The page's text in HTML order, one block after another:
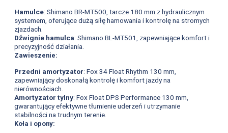
Hamulce: Shimano BR-MT500, tarcze 180 mm z hydraulicznym
systemem, oferujące dużą siłę hamowania i kontrolę na stromych
zjazdach.
Dźwignie hamulca: Shimano BL-MT501, zapewniające komfort i
precyzyjność działania.
Zawieszenie:
Przedni amortyzator: Fox 34 Float Rhythm 130 mm,
zapewniający doskonałą kontrolę i komfort jazdy na
nierównościach.
Amortyzator tylny: Fox Float DPS Performance 130 mm,
gwarantujący efektywne tłumienie uderzeń i utrzymanie
stabilności na trudnym terenie.
Koła i opony: